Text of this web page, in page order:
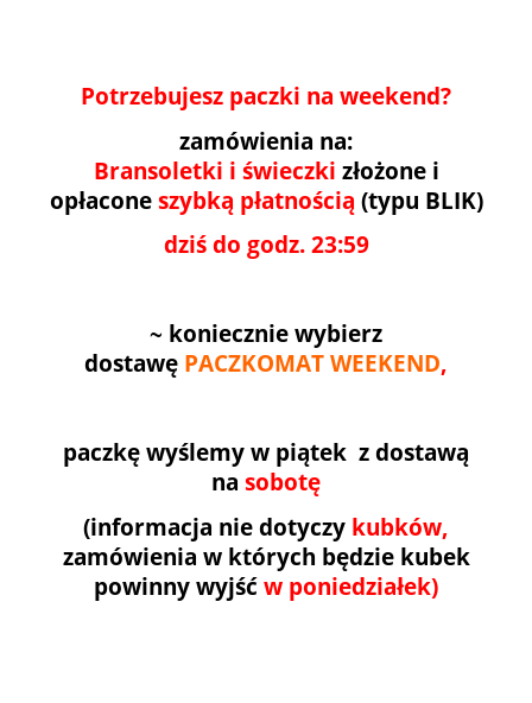
Potrzebujesz paczki na weekend?
zamówienia na:
Bransoletki i świeczki złożone i
opłacone szybką płatnością (typu BLIK)
dziś do godz. 23:59
~ koniecznie wybierz
dostawę PACZKOMAT WEEKEND,
paczkę wyślemy w piątek z dostawą
na sobotę
(informacja nie dotyczy kubków,
zamówienia w których będzie kubek
powinny wyjść w poniedziałek)